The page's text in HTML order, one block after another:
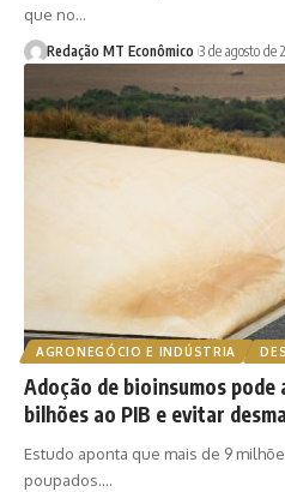
que no…
Redação MT Econômico 3 de agosto de
AGRONEGÓCIO E INDÚSTRIA
Adoção de bioinsumos pode
bilhões ao PIB e evitar
Estudo aponta que mais de 9
poupados.…